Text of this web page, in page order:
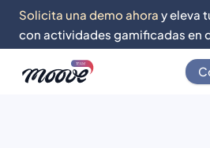
Solicita una demo ahora y eleva
con actividades gamificadas en